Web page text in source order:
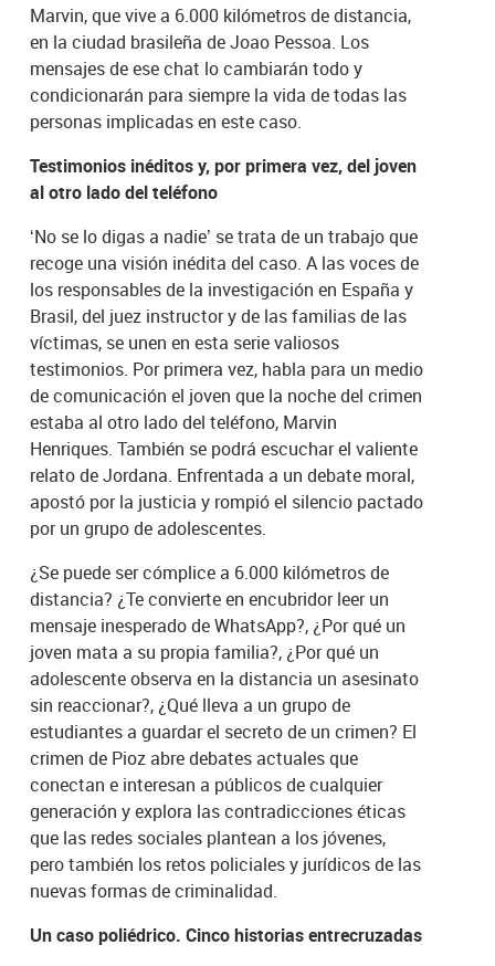
Marvin, que vive a 6.000 kilómetros de distancia,
en la ciudad brasileña de Joao Pessoa. Los
mensajes de ese chat lo cambiarán todo y
condicionarán para siempre la vida de todas las
personas implicadas en este caso.
Testimonios inéditos y, por primera vez, del joven
al otro lado del teléfono
‘No se lo digas a nadie’ se trata de un trabajo que
recoge una visión inédita del caso. A las voces de
los responsables de la investigación en España y
Brasil, del juez instructor y de las familias de las
víctimas, se unen en esta serie valiosos
testimonios. Por primera vez, habla para un medio
de comunicación el joven que la noche del crimen
estaba al otro lado del teléfono, Marvin
Henriques. También se podrá escuchar el valiente
relato de Jordana. Enfrentada a un debate moral,
apostó por la justicia y rompió el silencio pactado
por un grupo de adolescentes.
¿Se puede ser cómplice a 6.000 kilómetros de
distancia? ¿Te convierte en encubridor leer un
mensaje inesperado de WhatsApp?, ¿Por qué un
joven mata a su propia familia?, ¿Por qué un
adolescente observa en la distancia un asesinato
sin reaccionar?, ¿Qué lleva a un grupo de
estudiantes a guardar el secreto de un crimen? El
crimen de Pioz abre debates actuales que
conectan e interesan a públicos de cualquier
generación y explora las contradicciones éticas
que las redes sociales plantean a los jóvenes,
pero también los retos policiales y jurídicos de las
nuevas formas de criminalidad.
Un caso poliédrico. Cinco historias entrecruzadas